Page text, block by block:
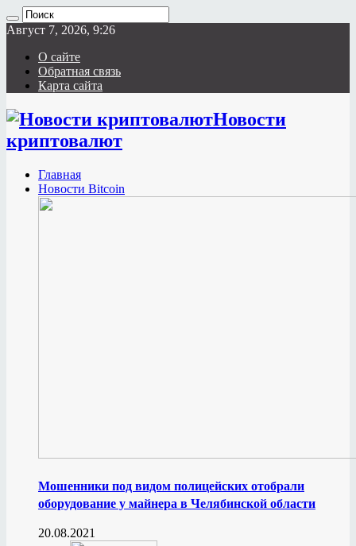
Август 7, 2026, 9:26
О сайте
Обратная связь
Карта сайта
Новости
криптовалют
Главная
Новости Bitcoin
Мошенники под видом полицейских отобрали
оборудование у майнера в Челябинской области
20.08.2021